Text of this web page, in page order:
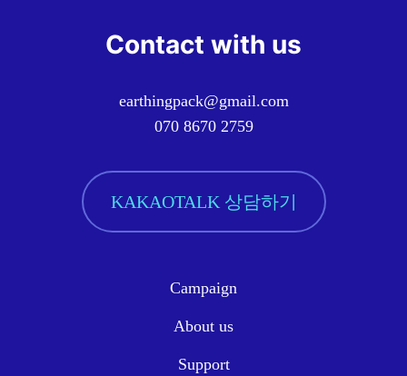
Contact with us
earthingpack@gmail.com
070 8670 2759
KAKAOTALK 상담하기
Campaign
About us
Support